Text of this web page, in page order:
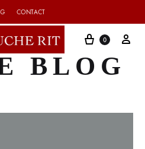
CONTACT
Cart
0
BLOG